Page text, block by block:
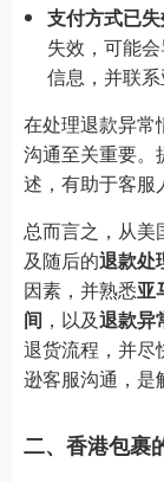
支付方式已失
失效，可能
信息，并联系
在处理退款异常
沟通至关重要。
述，有助于客服
总而言之，从美
及随后的退款处
因素，并熟悉亚
间 ，以及退款异
退货流程，并尽
逊客服沟通，是
二、香港包裹